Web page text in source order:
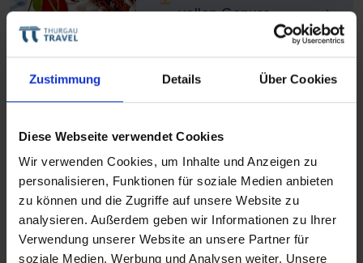
Zustimmung Details Über Cookies
Diese Webseite verwendet Cookies
Wir verwenden Cookies, um Inhalte und Anzeigen zu
personalisieren, Funktionen für soziale Medien anbieten
zu können und die Zugriffe auf unsere Website zu
analysieren. Außerdem geben wir Informationen zu Ihrer
Verwendung unserer Website an unsere Partner für
soziale Medien, Werbung und Analysen weiter. Unsere
Teile diese Reise
vollen Genuss
Jetzt entdecken
Routenplan
Unsere Leistungen
Hinweise